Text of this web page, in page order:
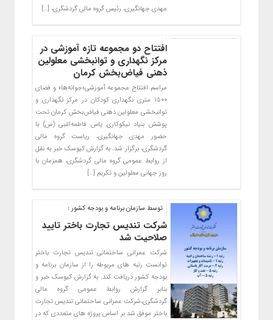
مهدی جهانگیری، رئیس گروه مالی گردشگری، […]
افتتاح دو مجموعه تازه آموزشی در
مرکز نگهداری و توانبخشی معلولین
ذهنی فیاض‌بخش کرمان
مراسم افتتاح مجموعه آموزشی«جوانه‌ها» و فضای
۱۵۰۰ متری نگهداری کودکان در مرکز نگهداری و
توانبخشی معلولین ذهنی فیاض‌بخش کرمان تحت
پوشش بنیاد نیکوکاری یاس فاطمه‌النبی (س) با
حضور مهدی جهانگیری، ریاست گروه مالی
گردشگری، برگزار شد. به گزارش کیوسک خبر به نقل
از روابط عمومی گروه مالی گردشگری، همزمان با
روز جهانی معلولین و تکریم […]
توسط سازمان برنامه و بودجه کشور :
شرکت تندیس تجارت باختر تایید
صلاحیت شد
شرکت عمرانی ساختمانی تندیس تجارت باختر
توانست رتبه های مربوطه را از سازمان برنامه و
بودجه کشور دریافت کند. به گزارش کیوسک خبر و
بنابر گزارش روابط عمومی گروه مالی
گردشگری،شرکت عمرانی ساختمانی تندیس تجارت
باختر موفق شد بر اساس پروژه های متعددی که در